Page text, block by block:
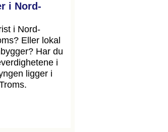
i Nord-
i Nord-
Eller lokal
Har du
i
ligger i